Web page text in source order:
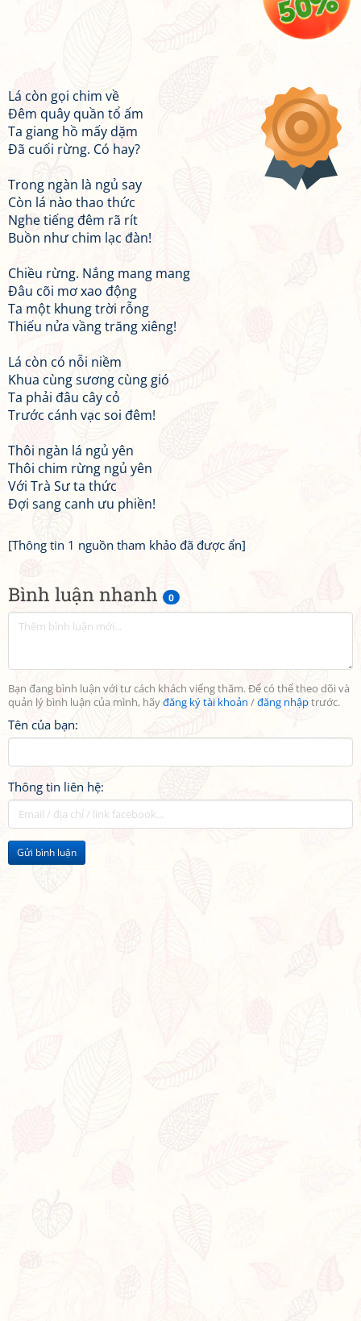
Bình luận nhanh 0
Bạn đang bình luận với tư cách khách viếng thăm. Để có thể theo dõi và
quản lý bình luận của mình, hãyđăng ký tài khoản /đăng nhậptrước.
Tên của bạn:
Thông tin liên hệ:
Gửi bình luận
Lá còn gọi chim về
Đêm quây quần tổ ấm
Ta giang hồ mấy dặm
Đã cuối rừng. Có hay?
Trong ngàn là ngủ say
Còn lá nào thao thức
Nghe tiếng đêm rã rít
Buồn như chim lạc đàn!
Chiều rừng. Nắng mang mang
Đâu cõi mơ xao động
Ta một khung trời rỗng
Thiếu nửa vầng trăng xiêng!
Lá còn có nỗi niềm
Khua cùng sương cùng gió
Ta phải đâu cây cỏ
Trước cánh vạc soi đêm!
Thôi ngàn lá ngủ yên
Thôi chim rừng ngủ yên
Với Trà Sư ta thức
Đợi sang canh ưu phiền!
[Thông tin 1 nguồn tham khảo đã được ẩn]